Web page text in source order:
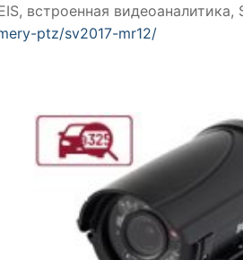
встроенная
ptz/sv2017-mr12/